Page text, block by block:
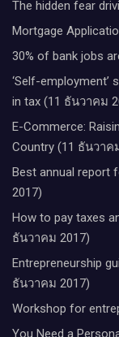
The hidden fear
Mortgage
30% of bank jobs
‘Self-
in tax (11 ธันวาคม
E-Commerce:
Country (11 ธันวาค
Best annual report
2017)
How to pay taxes
ธันวาคม 2017)
Entrepreneurship
ธันวาคม 2017)
Workshop for
You Need a